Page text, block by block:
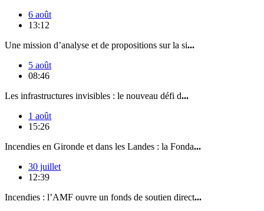
6 août
13:12
Une mission d’analyse et de propositions sur la si...
5 août
08:46
Les infrastructures invisibles : le nouveau défi d...
1 août
15:26
Incendies en Gironde et dans les Landes : la Fonda...
30 juillet
12:39
Incendies : l’AMF ouvre un fonds de soutien direct...